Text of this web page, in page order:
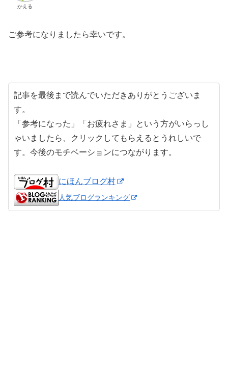
かえる
ご参考になりましたら幸いです。
記事を最後まで読んでいただきありがとうございま
す。
「参考になった」「お疲れさま」という方がいらっし
ゃいましたら、クリックしてもらえるとうれしいで
す。今後のモチベーションにつながります。
にほんブログ村
人気ブログランキング